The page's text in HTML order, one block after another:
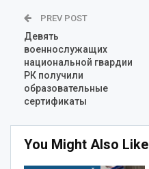
PREV POST
Девять
военнослужащих
национальной гвардии
РК получили
образовательные
сертификаты
You Might Also Like